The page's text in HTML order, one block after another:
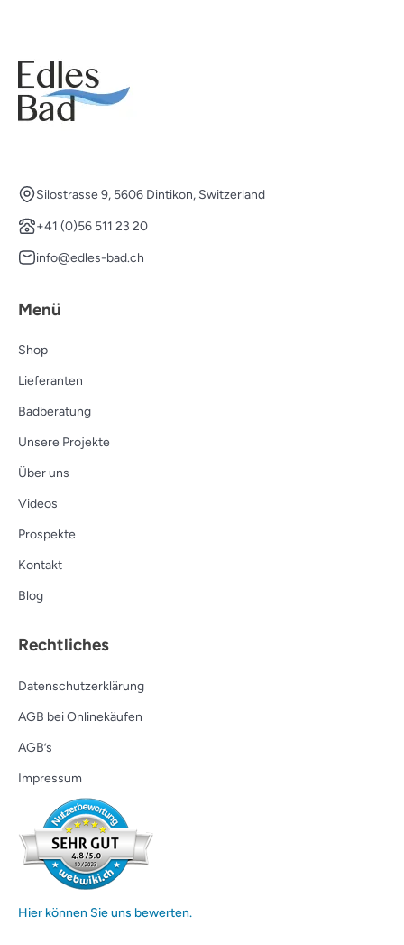
Silostrasse 9, 5606 Dintikon, Switzerland
+41 (0)56 511 23 20
info@edles-bad.ch
Menü
Shop
Lieferanten
Badberatung
Unsere Projekte
Über uns
Videos
Prospekte
Kontakt
Blog
Rechtliches
Datenschutzerklärung
AGB bei Onlinekäufen
AGB’s
Impressum
Hier können Sie uns bewerten.